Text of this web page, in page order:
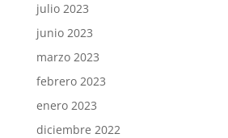
julio 2023
junio 2023
marzo 2023
febrero 2023
enero 2023
diciembre 2022